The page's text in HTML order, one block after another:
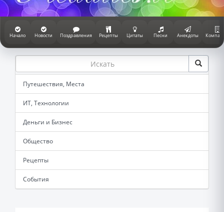
Начало Новости Поздравления Рецепты Цитаты Песни Анекдоты
Путешествия, Места
ИТ, Технологии
Деньги и Бизнес
Общество
Рецепты
События